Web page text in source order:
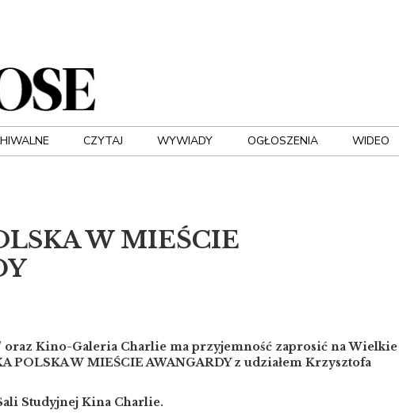
CZYTAJ WYWIADY OGŁOSZENIA WIDEO
W MIEŚCIE
oraz Kino-Galeria Charlie ma przyjemność zaprosić na Wielkie
POLSKA W MIEŚCIE AWANGARDY z udziałem Krzysztofa
Studyjnej Kina Charlie.